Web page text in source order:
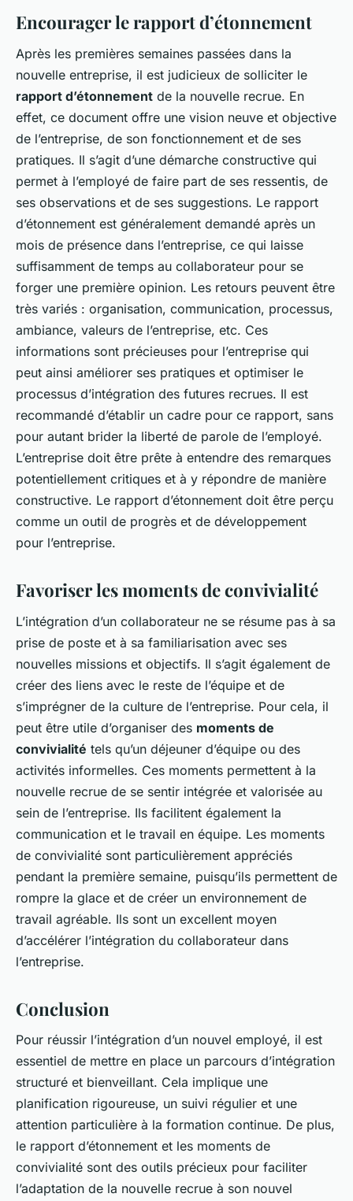
Encourager le rapport d’étonnement
Après les premières semaines passées dans la
nouvelle entreprise, il est judicieux de solliciter le
rapport d’étonnement de la nouvelle recrue. En
effet, ce document offre une vision neuve et objective
de l’entreprise, de son fonctionnement et de ses
pratiques. Il s’agit d’une démarche constructive qui
permet à l’employé de faire part de ses ressentis, de
ses observations et de ses suggestions. Le rapport
d’étonnement est généralement demandé après un
mois de présence dans l’entreprise, ce qui laisse
suffisamment de temps au collaborateur pour se
forger une première opinion. Les retours peuvent être
très variés : organisation, communication, processus,
ambiance, valeurs de l’entreprise, etc. Ces
informations sont précieuses pour l’entreprise qui
peut ainsi améliorer ses pratiques et optimiser le
processus d’intégration des futures recrues. Il est
recommandé d’établir un cadre pour ce rapport, sans
pour autant brider la liberté de parole de l’employé.
L’entreprise doit être prête à entendre des remarques
potentiellement critiques et à y répondre de manière
constructive. Le rapport d’étonnement doit être perçu
comme un outil de progrès et de développement
pour l’entreprise.
Favoriser les moments de convivialité
L’intégration d’un collaborateur ne se résume pas à sa
prise de poste et à sa familiarisation avec ses
nouvelles missions et objectifs. Il s’agit également de
créer des liens avec le reste de l’équipe et de
s’imprégner de la culture de l’entreprise. Pour cela, il
peut être utile d’organiser des moments de
convivialité tels qu’un déjeuner d’équipe ou des
activités informelles. Ces moments permettent à la
nouvelle recrue de se sentir intégrée et valorisée au
sein de l’entreprise. Ils facilitent également la
communication et le travail en équipe. Les moments
de convivialité sont particulièrement appréciés
pendant la première semaine, puisqu’ils permettent de
rompre la glace et de créer un environnement de
travail agréable. Ils sont un excellent moyen
d’accélérer l’intégration du collaborateur dans
l’entreprise.
Conclusion
Pour réussir l’intégration d’un nouvel employé, il est
essentiel de mettre en place un parcours d’intégration
structuré et bienveillant. Cela implique une
planification rigoureuse, un suivi régulier et une
attention particulière à la formation continue. De plus,
le rapport d’étonnement et les moments de
convivialité sont des outils précieux pour faciliter
l’adaptation de la nouvelle recrue à son nouvel